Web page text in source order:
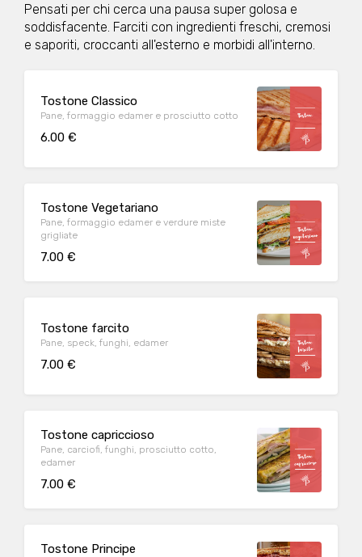
Pensati per chi cerca una pausa super golosa e
soddisfacente. Farciti con ingredienti freschi, cremosi
e saporiti, croccanti all'esterno e morbidi all'interno.
Tostone Classico
Pane, formaggio edamer e prosciutto cotto
6.00 €
Tostone Vegetariano
Pane, formaggio edamer e verdure miste
grigliate
7.00 €
Tostone farcito
Pane, speck, funghi, edamer
7.00 €
Tostone capriccioso
Pane, carciofi, funghi, prosciutto cotto,
edamer
7.00 €
Tostone Principe